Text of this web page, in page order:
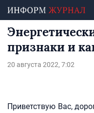
признаки и
20 августа 2022, 7:02
Приветствую Вас,